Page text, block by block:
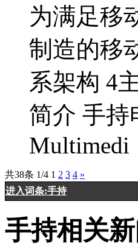
为满足移
制造的移
系架构 4
简介 手持
Multimedi
共38条 1/4 1 2 3 4 »
进入词条:手持
手持相关新